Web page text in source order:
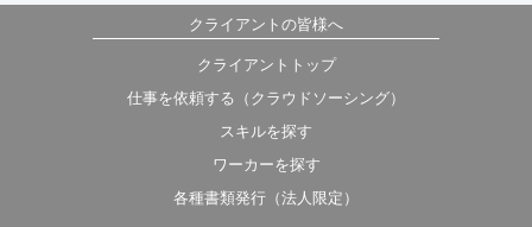
クライアントの皆様へ
クライアントトップ
仕事を依頼する（クラウドソーシング）
スキルを探す
ワーカーを探す
各種書類発行（法人限定）